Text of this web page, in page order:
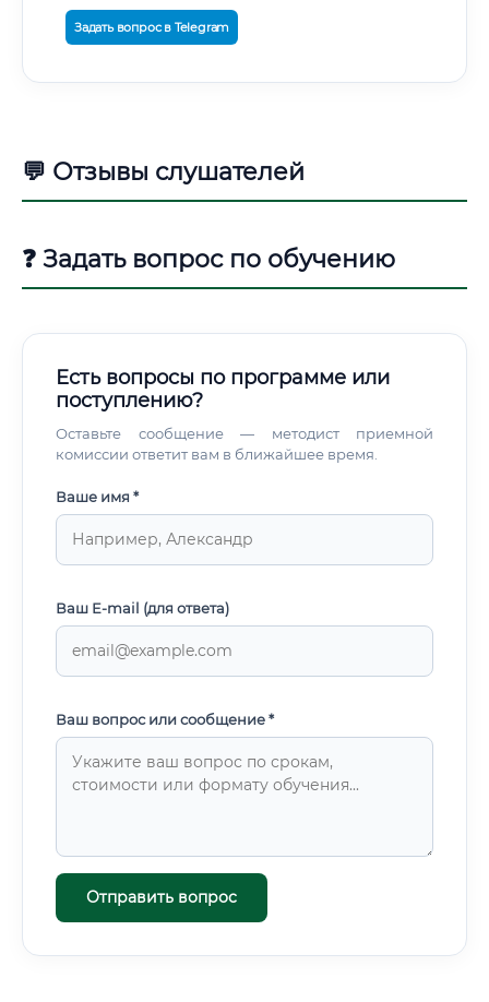
Задать вопрос в Telegram
💬 Отзывы слушателей
❓ Задать вопрос по обучению
Есть вопросы по программе или
поступлению?
Оставьте сообщение — методист приемной
комиссии ответит вам в ближайшее время.
Ваше имя *
Ваш E-mail (для ответа)
Ваш вопрос или сообщение *
Отправить вопрос